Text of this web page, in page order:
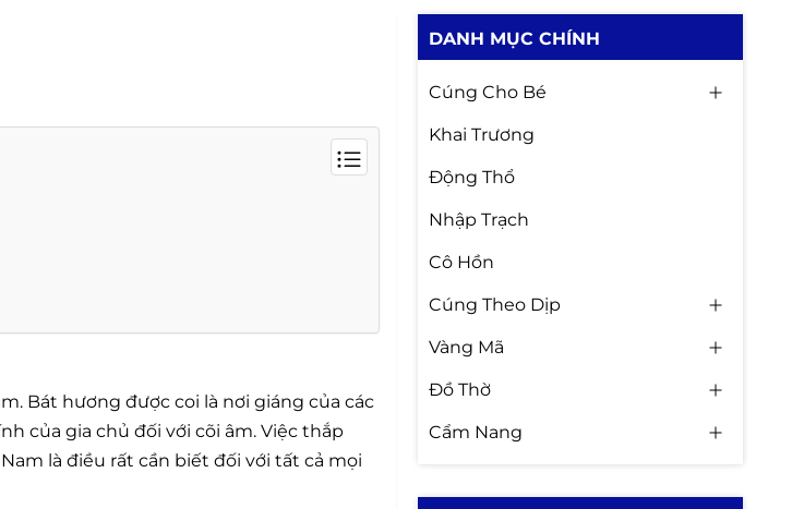
Bát hương được coi là nơi giáng của các
của gia chủ đối với cõi âm. Việc thắp
là điều rất cần biết đối với tất cả mọi
DANH MỤC CHÍNH
Cúng Cho Bé
Khai Trương
Động Thổ
Nhập Trạch
Cô Hồn
Cúng Theo Dịp
Vàng Mã
Đồ Thờ
Cẩm Nang